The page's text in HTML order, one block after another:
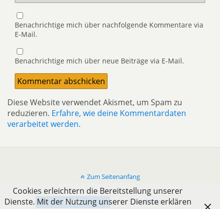
Benachrichtige mich über nachfolgende Kommentare via
E-Mail.
Benachrichtige mich über neue Beiträge via E-Mail.
Diese Website verwendet Akismet, um Spam zu
reduzieren. Erfahre, wie deine Kommentardaten
verarbeitet werden.
Zum Seitenanfang
Mobil Desktop
Cookies erleichtern die Bereitstellung unserer
Dienste. Mit der Nutzung unserer Dienste erklären